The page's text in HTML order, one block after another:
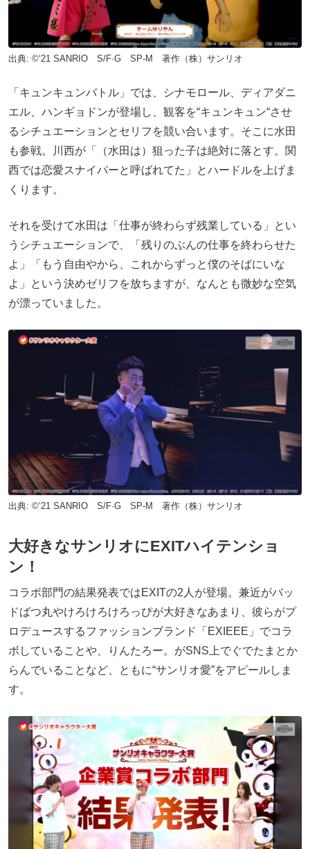
出典: ©‘21 SANRIO S/F·G SP-M 著作（株）サンリオ
「キュンキュンバトル」では、シナモロール、ディアダニ
エル、ハンギョドンが登場し、観客を“キュンキュン“させ
るシチュエーションとセリフを競い合います。そこに水田
も参戦。川西が「（水田は）狙った子は絶対に落とす。関
西では恋愛スナイパーと呼ばれてた」とハードルを上げま
くります。
それを受けて水田は「仕事が終わらず残業している」とい
うシチュエーションで、「残りのぶんの仕事を終わらせた
よ」「もう自由やから、これからずっと僕のそばにいな
よ」という決めゼリフを放ちますが、なんとも微妙な空気
が漂っていました。
出典: ©‘21 SANRIO S/F·G SP-M 著作（株）サンリオ
大好きなサンリオにEXITハイテンショ
ン！
コラボ部門の結果発表ではEXITの2人が登場。兼近がバッ
ドばつ丸やけろけろけろっぴが大好きなあまり、彼らがプ
ロデュースするファッションブランド「EXIEEE」でコラ
ボしていることや、りんたろー。がSNS上でぐでたまとか
らんでいることなど、ともに“サンリオ愛”をアピールしま
す。